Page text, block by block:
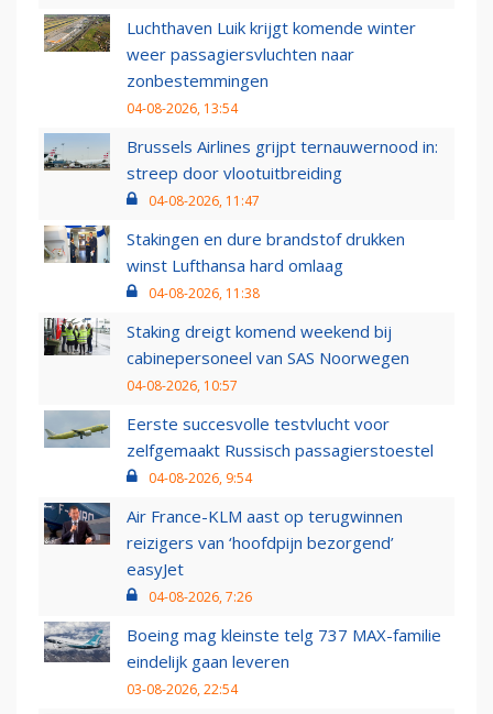
Luchthaven Luik krijgt komende winter
weer passagiersvluchten naar
zonbestemmingen
04-08-2026, 13:54
Brussels Airlines grijpt ternauwernood in:
streep door vlootuitbreiding
04-08-2026, 11:47
Stakingen en dure brandstof drukken
winst Lufthansa hard omlaag
04-08-2026, 11:38
Staking dreigt komend weekend bij
cabinepersoneel van SAS Noorwegen
04-08-2026, 10:57
Eerste succesvolle testvlucht voor
zelfgemaakt Russisch passagierstoestel
04-08-2026, 9:54
Air France-KLM aast op terugwinnen
reizigers van ‘hoofdpijn bezorgend’
easyJet
04-08-2026, 7:26
Boeing mag kleinste telg 737 MAX-familie
eindelijk gaan leveren
03-08-2026, 22:54